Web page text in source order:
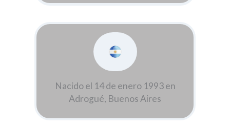
Nacido el 14 de enero 1993 en
Adrogué, Buenos Aires